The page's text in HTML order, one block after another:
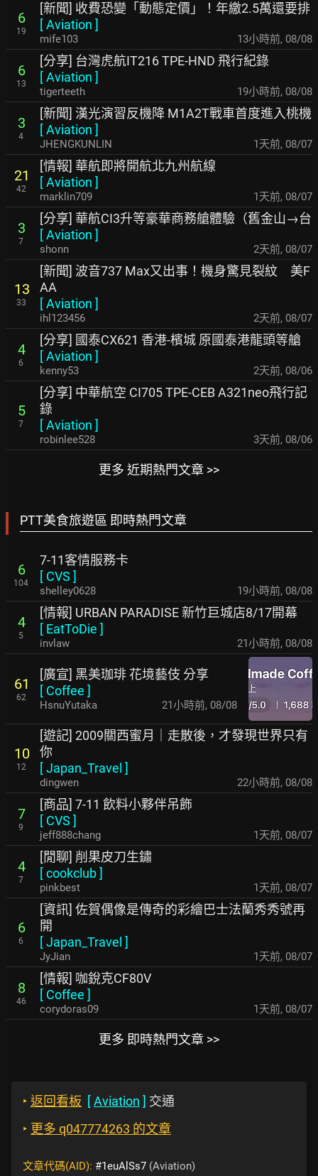
6
19
[新聞] 收費恐變「動態定價」！年繳2.5萬還要排
[Aviation ]
mife103 13小時前, 08/08
6
13
[分享] 台灣虎航IT216 TPE-HND 飛行紀錄
[Aviation ]
tigerteeth 19小時前, 08/08
3
4
[新聞] 漢光演習反機降 M1A2T戰車首度進入桃機
[Aviation ]
JHENGKUNLIN 1天前, 08/07
21
42
[情報] 華航即將開航北九州航線
[Aviation ]
marklin709 1天前, 08/07
3
7
[分享] 華航CI3升等豪華商務艙體驗（舊金山→台
[Aviation ]
shonn 2天前, 08/07
13
33
[新聞] 波音737 Max又出事！機身驚見裂紋 美F
AA
[Aviation ]
ihl123456 2天前, 08/07
4
6
[分享] 國泰CX621 香港-檳城 原國泰港龍頭等艙
[Aviation ]
kenny53 2天前, 08/06
5
7
[分享] 中華航空 CI705 TPE-CEB A321neo飛行記
錄
[Aviation ]
robinlee528 3天前, 08/06
更多 近期熱門文章 >>
PTT美食旅遊區 即時熱門文章
6
104
7-11客情服務卡
[ CVS ]
shelley0628 19小時前, 08/08
4
5
[情報] URBAN PARADISE 新竹巨城店8/17開幕
[ EatToDie ]
invlaw 21小時前, 08/08
61
62
[廣宣] 黑美珈琲 花境藝伎 分享
[ Coffee ]
HsnuYutaka 21小時前, 08/08
10
12
[遊記] 2009關西蜜月｜走散後，才發現世界只有
你
[Japan_Travel ]
dingwen 22小時前, 08/08
7
9
[商品] 7-11 飲料小夥伴吊飾
[ CVS ]
jeff888chang 1天前, 08/07
4
7
[閒聊] 削果皮刀生鏽
[cookclub]
pinkbest 1天前, 08/07
6
6
[資訊] 佐賀偶像是傳奇的彩繪巴士法蘭秀秀號再
開
[Japan_Travel ]
JyJian 1天前, 08/07
8
46
[情報] 咖銳克CF80V
[ Coffee ]
corydoras09 1天前, 08/07
更多 即時熱門文章 >>
‣ 返回看板 [Aviation ] 交通
‣ 更多 q047774263 的文章
文章代碼(AID): #1euAlSs7 (Aviation)